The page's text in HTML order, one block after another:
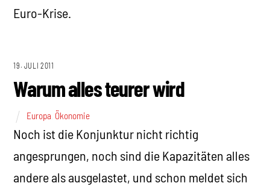
Euro-Krise.
19. JULI 2011
Warum alles teurer wird
Europa Ökonomie
Noch ist die Konjunktur nicht richtig
angesprungen, noch sind die Kapazitäten alles
andere als ausgelastet, und schon meldet sich